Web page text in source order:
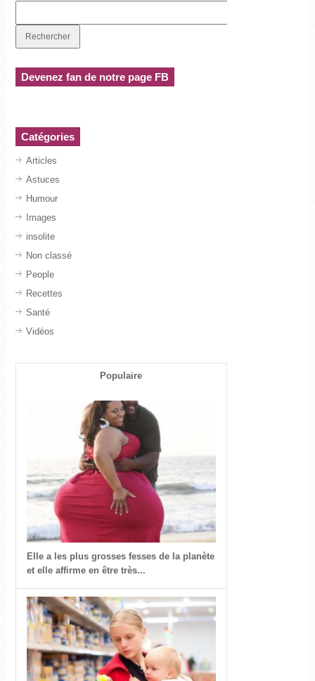
Devenez fan de notre page FB
Catégories
Articles
Astuces
Humour
Images
insolite
Non classé
People
Recettes
Santé
Vidéos
Populaire
Elle a les plus grosses fesses de la planète
et elle affirme en être très...